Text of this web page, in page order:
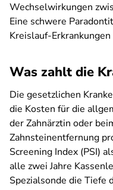
Wechselwirkungen
Eine schwere
Kreislauf-
Was zahlt die
Die gesetzlichen
die Kosten für die
der Zahnärztin oder
Zahnsteinentfernung
Screening Index (PSI)
alle zwei Jahre
Spezialsonde die Tiefe